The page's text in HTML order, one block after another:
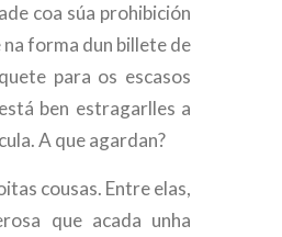
coa súa prohibición
forma dun billete de
para os escasos
ben estragarlles a
A que agardan?
cousas. Entre elas,
que acada unha